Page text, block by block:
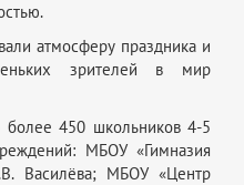
атмосферу праздника и
зрителей в мир
более 450 школьников 4-5
МБОУ «Гимназия
Василёва; МБОУ «Центр